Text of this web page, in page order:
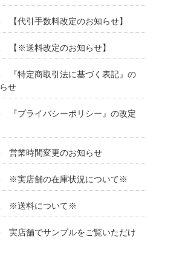
【代引手数料改定のお知らせ】
【※送料改定のお知らせ】
『特定商取引法に基づく表記』の
せ
『プライバシーポリシー』の改定
営業時間変更のお知らせ
※実店舗の在庫状況について※
※送料について※
実店舗でサンプルをご覧いただけ